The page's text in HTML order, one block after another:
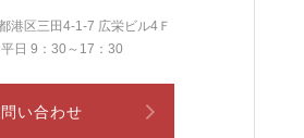
港区三田4-1-7 広栄ビル4Ｆ
日 9：30～17：30
い合わせ